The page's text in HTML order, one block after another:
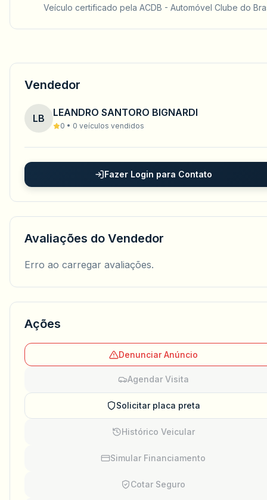
Veículo certificado pela ACDB - Automóvel Clube do
Vendedor
LB LEANDRO SANTORO BIGNARDI
0 • 0 veículos vendidos
Fazer Login para Contato
Avaliações do Vendedor
Erro ao carregar avaliações.
Ações
Denunciar Anúncio
Agendar Visita
Solicitar placa preta
Histórico Veicular
Simular Financiamento
Cotar Seguro